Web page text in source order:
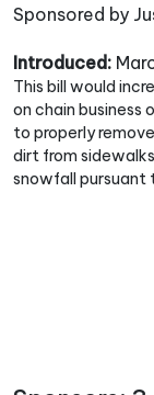
Sponsored by
Introduced:
This bill would
on chain business
to properly
dirt from
snowfall pursuant